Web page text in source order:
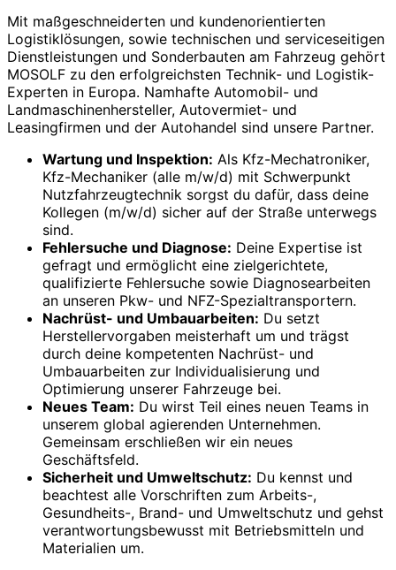
Mit maßgeschneiderten und kundenorientierten
Logistiklösungen, sowie technischen und serviceseitigen
Dienstleistungen und Sonderbauten am Fahrzeug gehört
MOSOLF zu den erfolgreichsten Technik- und Logistik-
Experten in Europa. Namhafte Automobil- und
Landmaschinenhersteller, Autovermiet- und
Leasingfirmen und der Autohandel sind unsere Partner.
Wartung und Inspektion: Als Kfz-Mechatroniker,
Kfz-Mechaniker (alle m/w/d) mit Schwerpunkt
Nutzfahrzeugtechnik sorgst du dafür, dass deine
Kollegen (m/w/d) sicher auf der Straße unterwegs
sind.
Fehlersuche und Diagnose: Deine Expertise ist
gefragt und ermöglicht eine zielgerichtete,
qualifizierte Fehlersuche sowie Diagnosearbeiten
an unseren Pkw- und NFZ-Spezialtransportern.
Nachrüst- und Umbauarbeiten: Du setzt
Herstellervorgaben meisterhaft um und trägst
durch deine kompetenten Nachrüst- und
Umbauarbeiten zur Individualisierung und
Optimierung unserer Fahrzeuge bei.
Neues Team: Du wirst Teil eines neuen Teams in
unserem global agierenden Unternehmen.
Gemeinsam erschließen wir ein neues
Geschäftsfeld.
Sicherheit und Umweltschutz: Du kennst und
beachtest alle Vorschriften zum Arbeits-,
Gesundheits-, Brand- und Umweltschutz und gehst
verantwortungsbewusst mit Betriebsmitteln und
Materialien um.